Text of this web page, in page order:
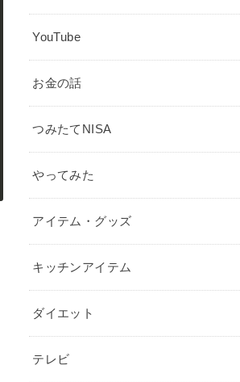
YouTube
お金の話
つみたてNISA
やってみた
アイテム・グッズ
キッチンアイテム
ダイエット
テレビ